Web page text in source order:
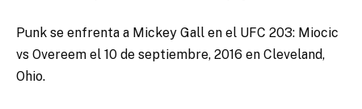
Punk se enfrenta a Mickey Gall en el UFC 203: Miocic
vs Overeem el 10 de septiembre, 2016 en Cleveland,
Ohio.